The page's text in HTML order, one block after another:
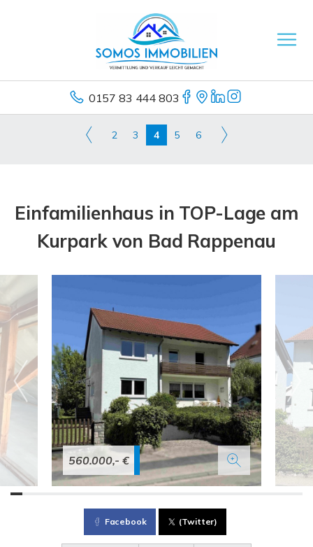
0157 83 444 803
2 3 4 5 6
Einfamilienhaus in TOP-Lage am
Kurpark von Bad Rappenau
560.000,- €
Facebook (Twitter)